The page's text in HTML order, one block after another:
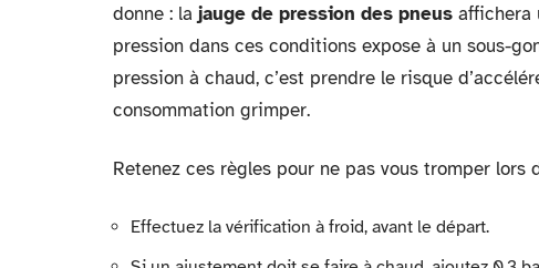
donne : la jauge de pression des pneus affichera
pression dans ces conditions expose à un sous-
pression à chaud, c’est prendre le risque
consommation grimper.
Retenez ces règles pour ne pas vous tromper lors
Effectuez la vérification à froid, avant le départ.